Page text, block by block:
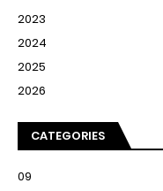
2023
2024
2025
2026
CATEGORIES
09